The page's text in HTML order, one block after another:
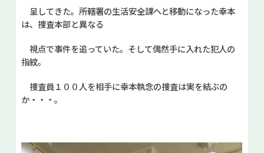
呈してきた。所轄署の生活安全課へと移動になった幸本
は、捜査本部と異なる
視点で事件を追っていた。そして偶然手に入れた犯人の
指紋。
捜査員１００人を相手に幸本執念の捜査は実を結ぶの
か・・・。